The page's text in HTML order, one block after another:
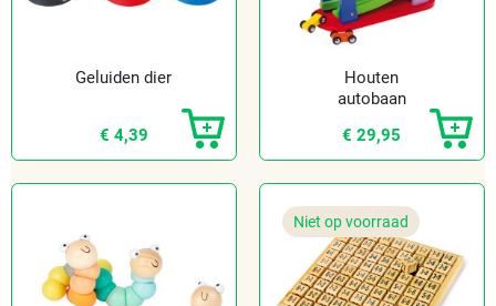
Geluiden dier
€ 4,39
Houten
autobaan
€ 29,95
Niet op voorraad